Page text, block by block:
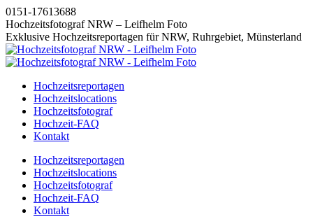
Zum
Inhalt
springen
0151-17613688
Hochzeitsfotograf NRW – Leifhelm Foto
Exklusive Hochzeitsreportagen für NRW, Ruhrgebiet, Münsterland
Hochzeitsreportagen
Hochzeitslocations
Hochzeitsfotograf
Hochzeit-FAQ
Kontakt
Instagram
page
opens
new
Facebook
page
opens
new
Pinterest
page
opens
new
page
opens
new
Hochzeitsreportagen
Hochzeitslocations
Hochzeitsfotograf
Hochzeit-FAQ
Kontakt